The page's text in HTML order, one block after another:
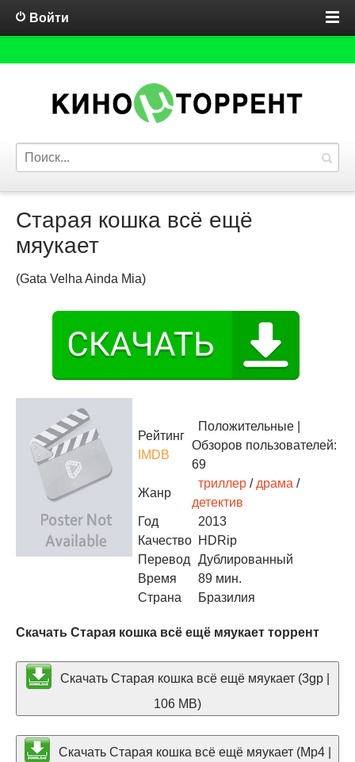
Войти
Старая кошка всё ещё
мяукает
(Gata Velha Ainda Mia)
Рейтинг
IMDB
Положительные
Обзоров пользователей:
69
Жанр
триллер / драма /
детектив
Год
2013
Качество HDRip
Перевод
Дублированный
Время
89 мин.
Страна
Бразилия
Скачать Старая кошка всё ещё мяукает торрент
Скачать Старая кошка всё ещё мяукает (3gp |
106 MB)
Скачать Старая кошка всё ещё мяукает (Mp4 |